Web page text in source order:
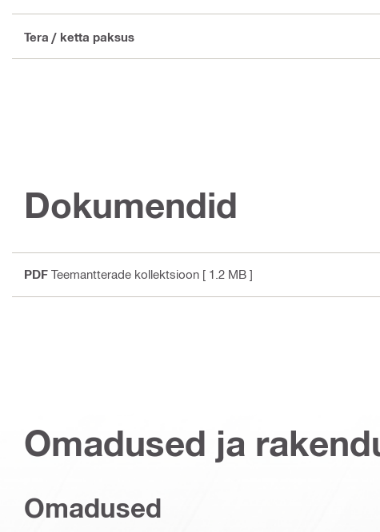
Tera / ketta paksus
Dokumendid
PDF Teemantterade kollektsioon [ 1.2 MB ]
Omadused ja
Omadused